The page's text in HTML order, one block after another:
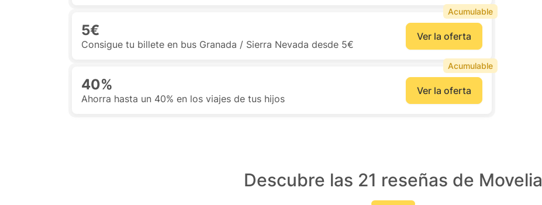
5€
Consigue tu billete en bus Granada / Sierra Nevada desde 5€
Ver la oferta
Acumulable
40%
Ahorra hasta un 40% en los viajes de tus hijos
Ver la oferta
Acumulable
Descubre las 21 reseñas de Movelia